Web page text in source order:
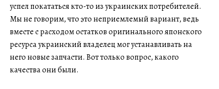
успел покататься кто-то из украинских потребителей.
Мы не говорим, что это неприемлемый вариант, ведь
вместе с расходом остатков оригинального японского
ресурса украинский владелец мог устанавливать на
него новые запчасти. Вот только вопрос, какого
качества они были.